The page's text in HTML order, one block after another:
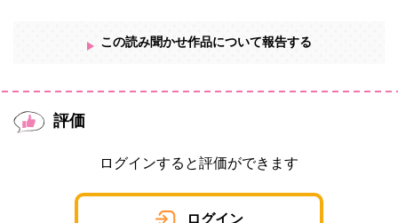
この読み聞かせ作品について報告する
評価
ログインすると評価ができます
ログイン